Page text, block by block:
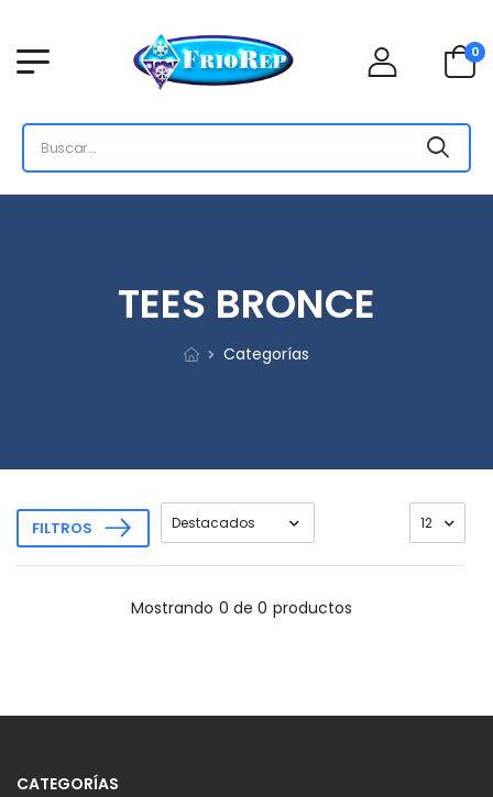
0
TEES BRONCE
Categorías
FILTROS
Mostrando 0 de 0 productos
CATEGORÍAS